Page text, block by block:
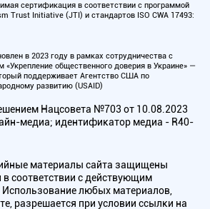
сертификация в соответствии с программой
Trust Initiative (JTI) и стандартов ISO CWA 17493:
в 2023 году в рамках сотрудничества с
«Укрепление общественного доверия в Украине» —
поддерживает Агентство США по
развитию (USAID)
Нацсовета №703 от 10.08.2023
медиа; идентификатор медиа - R40-
материалы сайта защищены
соответствии с действующим
любых материалов,
разрешается при условии ссылки на